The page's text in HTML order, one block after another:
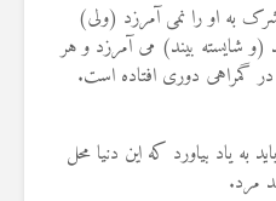
به او را نمی‏ آمرزد (ولی)
(و شایسته بیند) می‏ آمرزد و هر
گمراهی دوری افتاده است.
یاد بیاورد که این دنیا محل
مرد.